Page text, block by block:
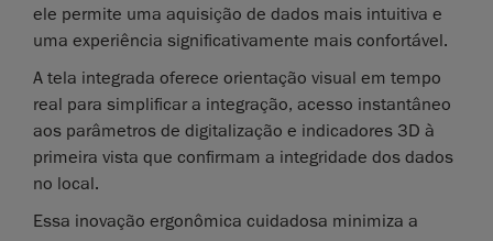
ele permite uma aquisição de dados mais intuitiva e
uma experiência significativamente mais confortável.
A tela integrada oferece orientação visual em tempo
real para simplificar a integração, acesso instantâneo
aos parâmetros de digitalização e indicadores 3D à
primeira vista que confirmam a integridade dos dados
no local.
Essa inovação ergonômica cuidadosa minimiza a